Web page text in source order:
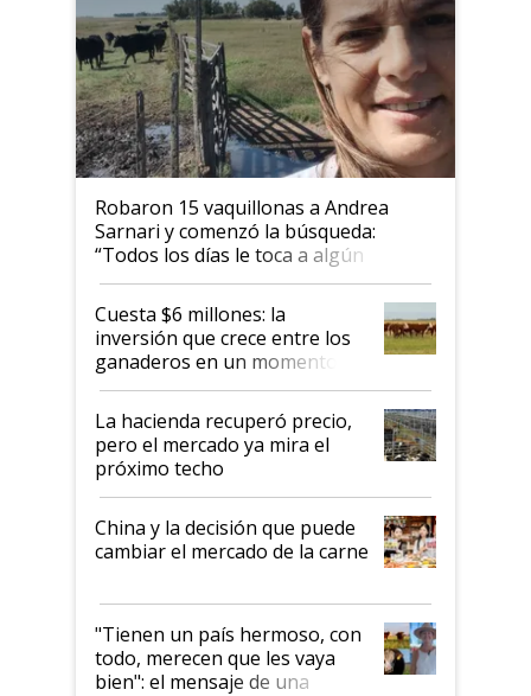
Robaron 15 vaquillonas a Andrea
Sarnari y comenzó la búsqueda:
“Todos los días le toca a algún
productor”
Cuesta $6 millones: la
inversión que crece entre los
ganaderos en un momento
histórico para la actividad
La hacienda recuperó precio,
pero el mercado ya mira el
próximo techo
China y la decisión que puede
cambiar el mercado de la carne
"Tienen un país hermoso, con
todo, merecen que les vaya
bien": el mensaje de una